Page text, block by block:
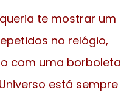
te mostrar um
no relógio,
com uma borboleta
está sempre